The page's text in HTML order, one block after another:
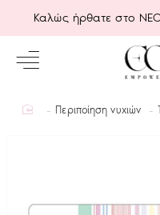
Καλώς ήρθατε στο
homeΠεριποίηση νυχιών